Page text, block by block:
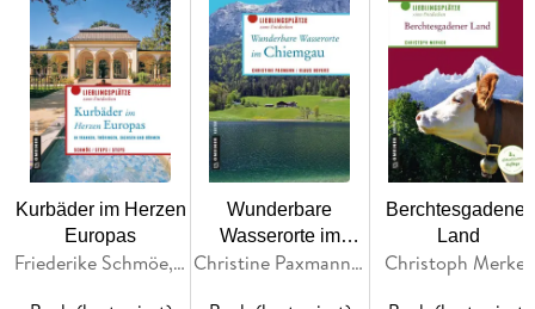
Kurbäder im Herzen
Europas
Friederike Schmöe, Petra Steps, Carsten Steps
Wunderbare
Wasserorte im
Chiemgau
Christine Paxmann, Klaus Bovers
Berchtesgadener
Land
Christoph Merker